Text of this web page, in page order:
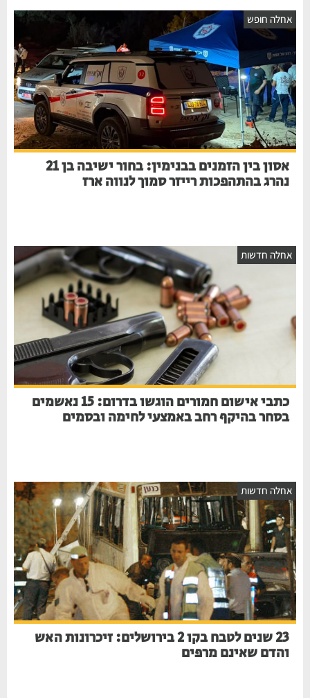
חופש
אסון בין הזמנים בבנימין: בחור ישיבה בן 21
נהרג בהתהפכות רייזר סמוך לנווה ארז
חדשות
כתבי אישום חמורים הוגשו בדרום: 15 נאשמים
בסחר בהיקף רחב באמצעי לחימה ובסמים
חדשות
23 שנים לטבח בקו 2 בירושלים: זיכרונות האש
והדם שאינם מרפים